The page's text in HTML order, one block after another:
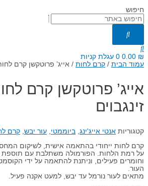
חיפוש
0.00 ₪
0 עגלת קניות
עמוד הבית / קרם לחות / אייג’ פרוטקשן קרם
אייג’ פרוטקשן קרם
זינגבוים
קטגוריות אנטי אייג'ינג, ביוממטי, עור יבש, קרם
קרם לחות ייחודי בהתאמה אישית, לשיקום
על רמת הלחות. הפורמולה משתלבת עם תוספת
וחומרים פעילים, וניתנת להתאמה על ידי
העור.
מתאים לעור נורמל עד יבש, למעט אקנה פעיל.